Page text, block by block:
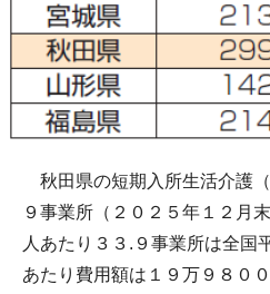
秋田県の短期入所生活介護
９事業所（２０２５年１２月
人あたり３３.９事業所は全国
あたり費用額は１９万９８０